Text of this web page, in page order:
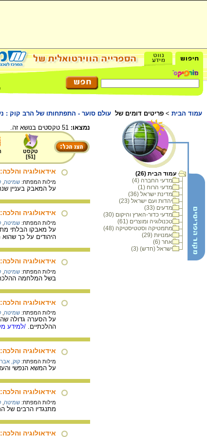
עמוד הבית > פריטים דומים של עולם סוער - התפתחותו של הרב קוק :
עמוד הבית (26)
מדעי החברה (4)
מדעי הרוח (1)
מדינת ישראל (36)
יהדות ועם ישראל (23)
מדעים (33)
מדעי כדור-הארץ והיקום (30)
טכנולוגיה ומוצרים (61)
מתמטיקה וסטטיסטיקה (48)
אמנויות (29)
אחר (6)
ישראל (חדש) (3)
נמצאו:
טקסט
[
51
]
אידאולוגיה
מילות המפתח: שמיטה
על המאבק בעניין שנת השמיטה שהתלקח בשנת 1910, והחלטתו של
אידאולוגיה
מילות המפתח: שמיטה
על מאבקו הבלתי
היהודים על כך
אידאולוגיה
מילות המפתח: שמיטה
בשל המלחמה
אידאולוגיה
מילות המפתח: שמיטה
על הסערה גדולה
ההלכתיים. /למידע
אידאולוגיה
מילות המפתח: קוק,
על המשא הנפשי
אידאולוגיה
מילות המפתח: שמיטה
מתנגדיו הרבים של
אידאולוגיה